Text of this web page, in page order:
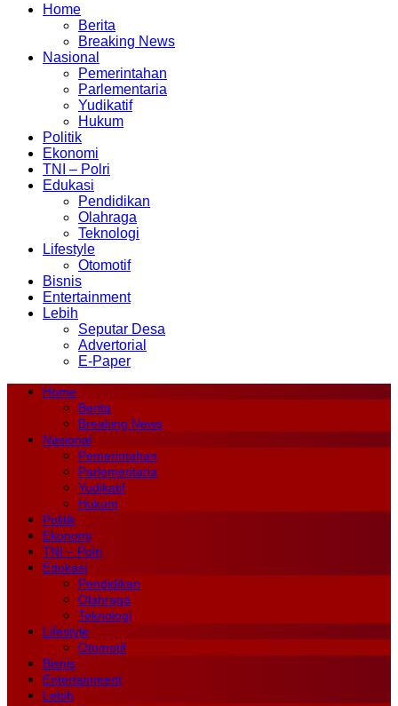
Home
Berita
Breaking News
Nasional
Pemerintahan
Parlementaria
Yudikatif
Hukum
Politik
Ekonomi
TNI – Polri
Edukasi
Pendidikan
Olahraga
Teknologi
Lifestyle
Otomotif
Bisnis
Entertainment
Lebih
Seputar Desa
Advertorial
E-Paper
Home
Berita
Breaking News
Nasional
Pemerintahan
Parlementaria
Yudikatif
Hukum
Politik
Ekonomi
TNI – Polri
Edukasi
Pendidikan
Olahraga
Teknologi
Lifestyle
Otomotif
Bisnis
Entertainment
Lebih